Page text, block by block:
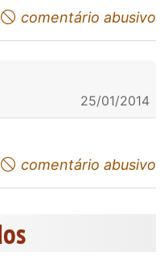
comentário abusivo
25/01/2014
comentário abusivo